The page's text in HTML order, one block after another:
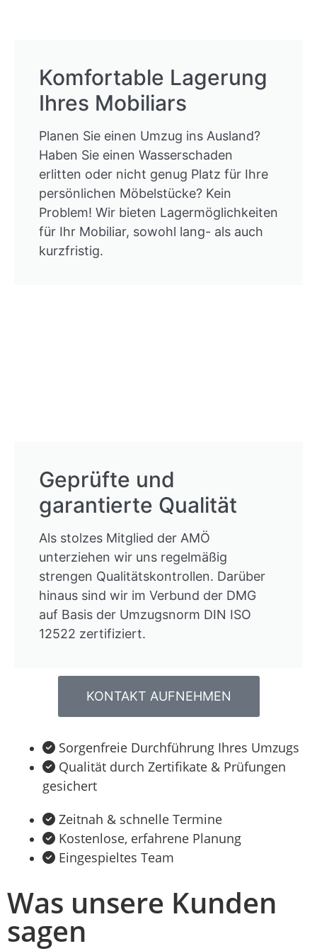
Komfortable Lagerung
Ihres Mobiliars
Planen Sie einen Umzug ins Ausland?
Haben Sie einen Wasserschaden
erlitten oder nicht genug Platz für Ihre
persönlichen Möbelstücke? Kein
Problem! Wir bieten Lagermöglichkeiten
für Ihr Mobiliar, sowohl lang- als auch
kurzfristig.
Geprüfte und
garantierte Qualität
Als stolzes Mitglied der AMÖ
unterziehen wir uns regelmäßig
strengen Qualitätskontrollen. Darüber
hinaus sind wir im Verbund der DMG
auf Basis der Umzugsnorm DIN ISO
12522 zertifiziert.
KONTAKT AUFNEHMEN
Sorgenfreie Durchführung Ihres Umzugs
Qualität durch Zertifikate & Prüfungen
gesichert
Zeitnah & schnelle Termine
Kostenlose, erfahrene Planung
Eingespieltes Team
Was unsere Kunden
sagen